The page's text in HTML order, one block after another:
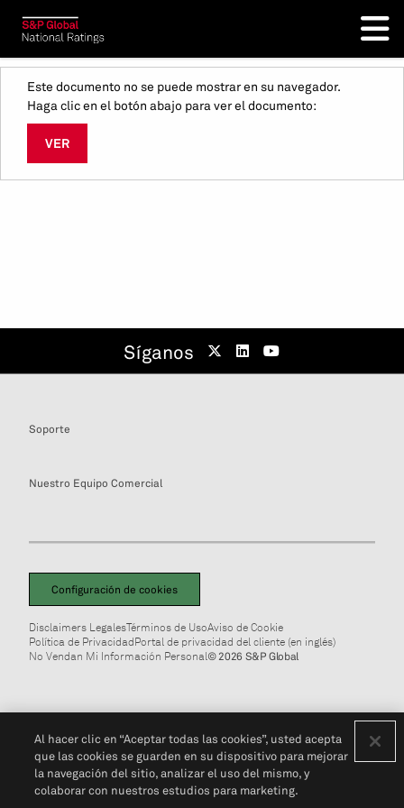
Este documento no se puede mostrar en su navegador.
Haga clic en el botón abajo para ver el documento:
VER
Síganos
Soporte
Nuestro Equipo Comercial
Configuración de cookies
Disclaimers LegalesTérminos de UsoAviso de Cookie
Política de PrivacidadPortal de privacidad del cliente (en inglés)
No Vendan Mi Información Personal© 2026 S&P Global
Al hacer clic en “Aceptar todas las cookies”, usted acepta
que las cookies se guarden en su dispositivo para mejorar
la navegación del sitio, analizar el uso del mismo, y
colaborar con nuestros estudios para marketing.